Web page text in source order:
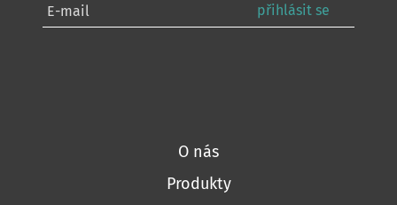
přihlásit se
O nás
Produkty